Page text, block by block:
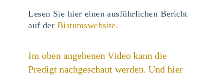
Lesen Sie hier einen ausführlichen Bericht
auf der Bistumswebsite.
Im oben angebenen Video kann die
Predigt nachgeschaut werden. Und hier